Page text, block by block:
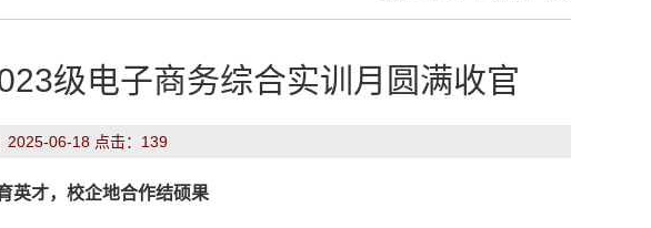
级电子商务综合实训月圆满收官
2025-06-18 点击： 139
英才，校企地合作结硕果